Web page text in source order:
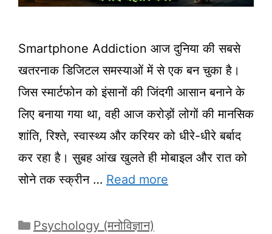
Smartphone Addiction आज दुनिया की सबसे
खतरनाक डिजिटल समस्याओं में से एक बन चुका है।
जिस स्मार्टफोन को इंसानों की जिंदगी आसान बनाने के
लिए बनाया गया था, वही आज करोड़ों लोगों की मानसिक
शांति, रिश्ते, स्वास्थ्य और करियर को धीरे-धीरे बर्बाद
कर रहा है। सुबह आंख खुलते ही मोबाइल और रात को
सोने तक स्क्रीन … Read more
Categories
Psychology (मनोविज्ञान)